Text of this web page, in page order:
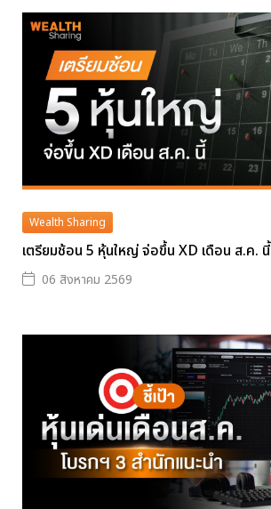
Wealth Sharing
เตรียมช้อน 5 หุ้นใหญ่ จ่อขึ้น XD เดือน ส.ค. นี้
06 สิงหาคม 2569